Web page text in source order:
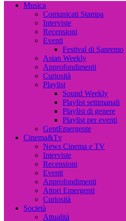
Musica, Cinema, Arte e Attualità,
Musica
Comunicati Stampa
Interviste
Recensioni
Eventi
Festival di Sanremo
Asian Weekly
Approfondimenti
Curiosità
Playlist
Sound Weekly
Playlist settimanali
Playlist di genere
Playlist per eventi
GentEmergente
Cinema&Tv
News Cinema e TV
Interviste
Recensioni
Eventi
Approfondimenti
Attori Emergenti
Curiosità
Società
Attualità